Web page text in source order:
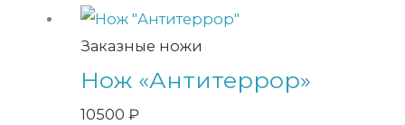
Заказные ножи
Нож «Антитеррор»
10500₽